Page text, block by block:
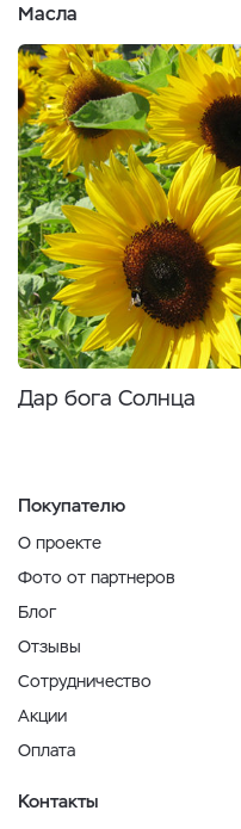
Масла
Дар бога Солнца
Покупателю
О проекте
Фото от партнеров
Блог
Отзывы
Сотрудничество
Акции
Оплата
Контакты